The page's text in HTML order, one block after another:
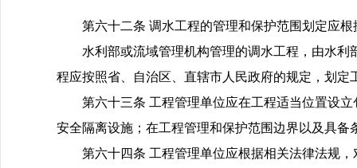
第六十二条 调水工程的管理和保护范围划定应
水利部或流域管理机构管理的调水工程，由水
程应按照省、自治区、直辖市人民政府的规定，划定
第六十三条 工程管理单位应在工程适当位置设
安全隔离设施；在工程管理和保护范围边界以及具
第六十四条 工程管理单位应根据相关法律法规